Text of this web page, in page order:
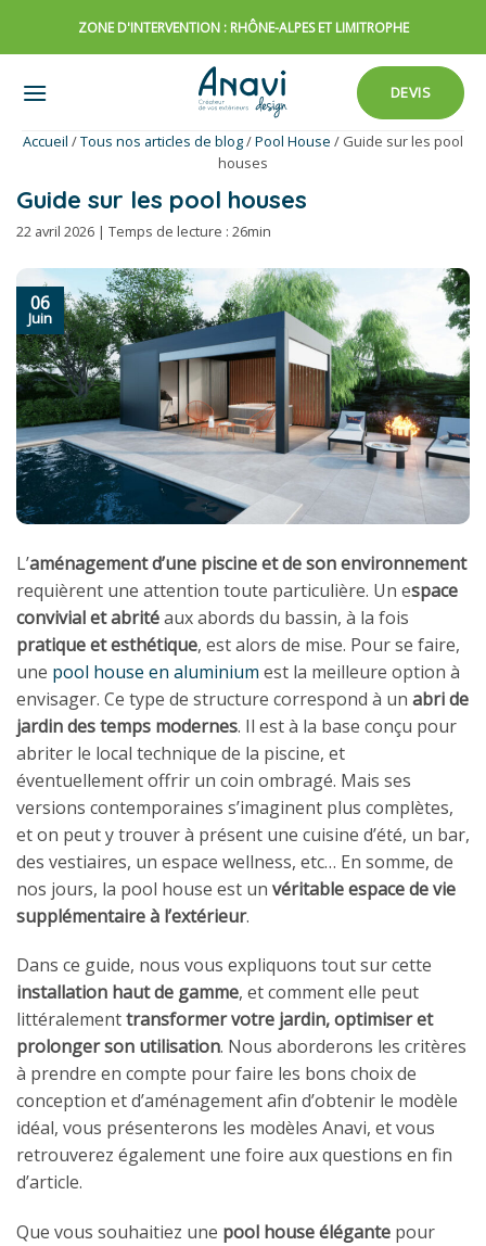
ZONE D'INTERVENTION : RHÔNE-ALPES ET LIMITROPHE
DEVIS
Accueil /Tous nos articles de blog/Pool House / Guide sur les pool
houses
Guide sur les pool houses
22 avril 2026 | Temps de lecture : 26min
06
Juin
L’aménagement d’une piscine et de son environnement
requièrent une attention toute particulière. Un espace
convivial et abritéaux abords du bassin, à la fois
pratique et esthétique, est alors de mise. Pour se faire,
une pool house en aluminium est la meilleure option à
envisager. Ce type de structure correspond à un abri de
jardin des temps modernes. Il est à la base conçu pour
abriter le local technique de la piscine, et
éventuellement offrir un coin ombragé. Mais ses
versions contemporaines s’imaginent plus complètes,
et on peut y trouver à présent une cuisine d’été, un bar,
des vestiaires, un espace wellness, etc… En somme, de
nos jours, la pool house est un véritable espace de vie
supplémentaire à l’extérieur.
Dans ce guide, nous vous expliquons tout sur cette
installation haut de gamme, et comment elle peut
littéralementtransformer votre jardin, optimiser et
prolonger son utilisation. Nous aborderons les critères
à prendre en compte pour faire les bons choix de
conception et d’aménagement afin d’obtenir le modèle
idéal, vous présenterons les modèles Anavi, et vous
retrouverez également une foire aux questions en fin
d’article.
Que vous souhaitiez une pool house élégante pour